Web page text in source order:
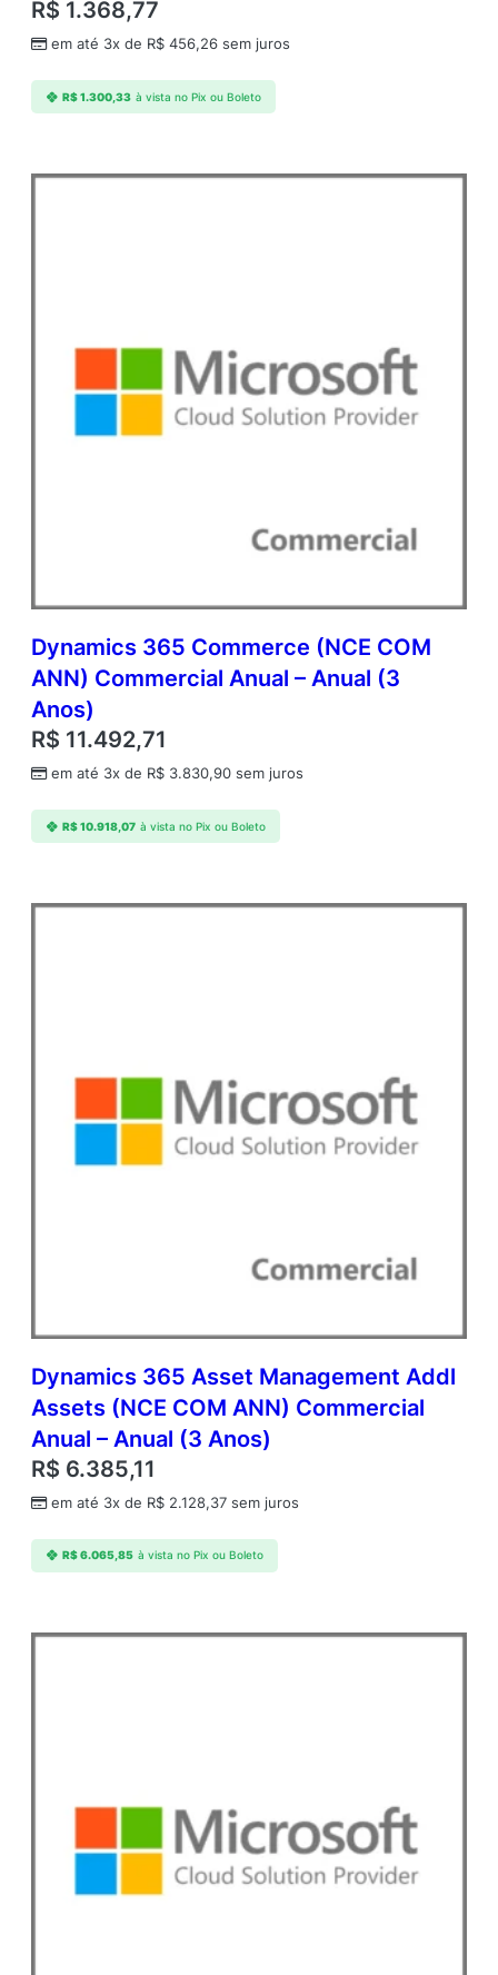
A
n
l
n
a
e
R$ 1.368,77
em até 3x de R$ 456,26 sem juros
R$1.300,33 à vista no Pix ou Boleto
Dynamics 365 Commerce (NCE COM
ANN) Commercial Anual – Anual (3
Anos)
R$ 11.492,71
em até 3x de R$ 3.830,90 sem juros
R$10.918,07 à vista no Pix ou Boleto
Dynamics 365 Asset Management Addl
Assets (NCE COM ANN) Commercial
Anual – Anual (3 Anos)
R$ 6.385,11
em até 3x de R$ 2.128,37 sem juros
R$6.065,85 à vista no Pix ou Boleto